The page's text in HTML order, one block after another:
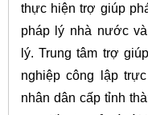
thực hiện trợ giúp
pháp lý nhà nước
lý. Trung tâm trợ
nghiệp công lập
nhân dân cấp tỉnh